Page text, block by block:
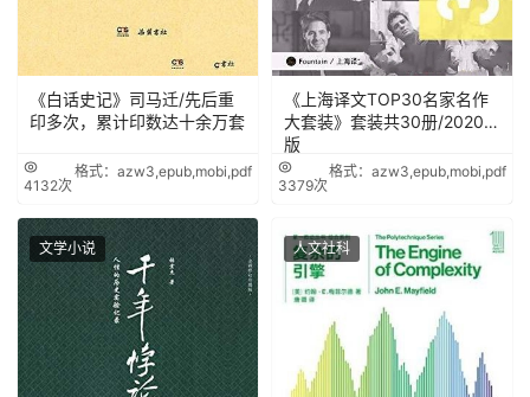
《白话史记》司马迁/先后重
印多次，累计印数达十余万套
4132次
格式：azw3,epub,mobi,pdf
《上海译文TOP30名家名作
大套装》套装共30册/2020年
版
3379次
格式：azw3,epub,mobi,pdf
文学小说 人文社科